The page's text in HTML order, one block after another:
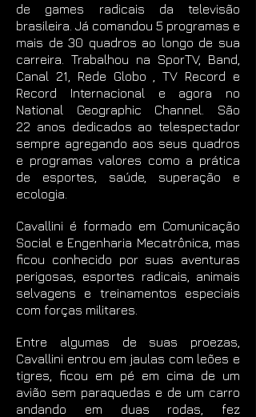
de games radicais da televisão
brasileira. Já comandou 5 programas e
mais de 30 quadros ao longo de sua
carreira. Trabalhou na SporTV, Band,
Canal 21, Rede Globo , TV Record e
Record Internacional e agora no
National Geographic Channel. São
22 anos dedicados ao telespectador
sempre agregando aos seus quadros
e programas valores como a prática
de esportes, saúde, superação e
ecologia.
Cavallini é formado em Comunicação
Social e Engenharia Mecatrônica, mas
ficou conhecido por suas aventuras
perigosas, esportes radicais, animais
selvagens e treinamentos especiais
com forças militares.
Entre algumas de suas proezas,
Cavallini entrou em jaulas com leões e
tigres, ficou em pé em cima de um
avião sem paraquedas e de um carro
andando em duas rodas, fez